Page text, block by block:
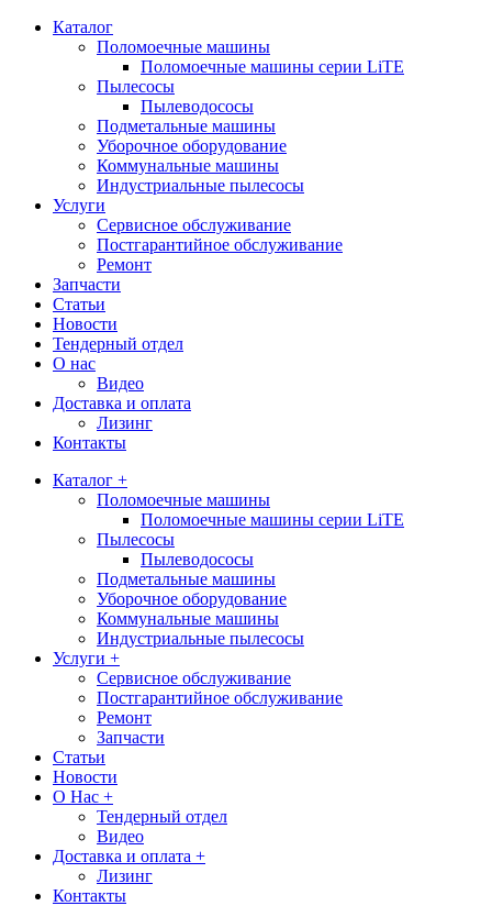
Каталог
Поломоечные машины
Поломоечные машины серии LiTE
Пылесосы
Пылеводососы
Подметальные машины
Уборочное оборудование
Коммунальные машины
Индустриальные пылесосы
Услуги
Сервисное обслуживание
Постгарантийное обслуживание
Ремонт
Запчасти
Статьи
Новости
Тендерный отдел
О нас
Видео
Доставка и оплата
Лизинг
Контакты
Каталог +
Поломоечные машины
Поломоечные машины серии LiTE
Пылесосы
Пылеводососы
Подметальные машины
Уборочное оборудование
Коммунальные машины
Индустриальные пылесосы
Услуги +
Сервисное обслуживание
Постгарантийное обслуживание
Ремонт
Запчасти
Статьи
Новости
О Нас +
Тендерный отдел
Видео
Доставка и оплата +
Лизинг
Контакты